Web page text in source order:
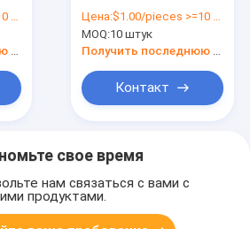
Получить последнюю цену
ремень для OEM
боковых ремней во
всех отраслях
Цена:$1.00/pieces >=10 pieces
MOQ:10 штук
Получить последнюю цену
Контакт
свое время
нам связаться с вами с
продуктами.